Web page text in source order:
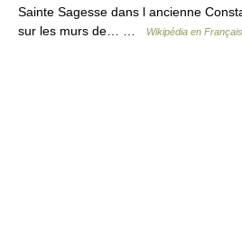
Sainte Sagesse dans l ancienne
sur les murs de… …
Wikipédia en Français